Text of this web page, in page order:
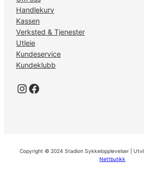
Handlekurv
Kassen
Verksted & Tjenester
Utleie
Kundeservice
Kundeklubb
Instagram Facebook
Copyright © 2024 Stadion Sykkelopplevelser |
Nettbutikk